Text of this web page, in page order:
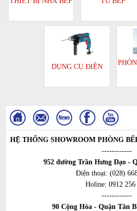
DỤNG CỤ ĐIỆN
HỆ THỐNG SHOWROOM PHÒNG
------------
952 đường Trần Hưng Đạo -
Điện thoại: (028)
Holine: 0912 256
------------
90 Cộng Hòa - Quận Tân